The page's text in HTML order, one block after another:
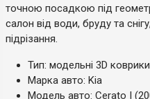
точною посадкою під
салон від води, бруду та
підрізання.
Тип: модельні 3D
Марка авто: Kia
Модель авто: Cerato I